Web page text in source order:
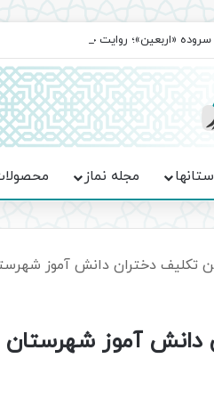
سروده‌ «اربعین»؛ روایت حماسه، استقامت
مجله نماز
تکلیف دختران دانش آموز
آموز شهرستان